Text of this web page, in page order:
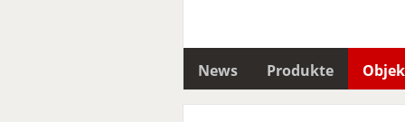
News Produkte